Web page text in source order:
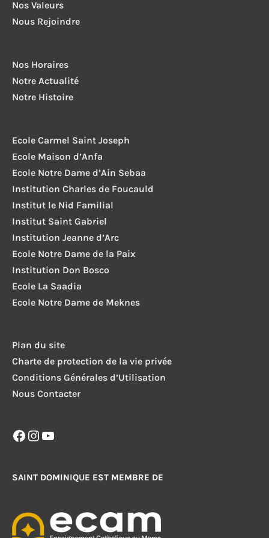
Nos Valeurs
Nous Rejoindre
Nos Horaires
Notre Actualité
Notre Histoire
Ecole Carmel Saint Joseph
Ecole Maison d’Anfa
Ecole Notre Dame d’Ain Sebaa
Institution Charles de Foucauld
Institut le Nid Familial
Institut Saint Gabriel
Institution Jeanne d’Arc
Ecole Notre Dame de la Paix
Institution Don Bosco
Ecole La Saadia
Ecole Notre Dame de Meknes
Plan du site
Charte de protection de la vie privée
Conditions Générales d’Utilisation
Nous Contacter
Facebook
Instagram
YouTube
SAINT DOMINIQUE EST MEMBRE DE